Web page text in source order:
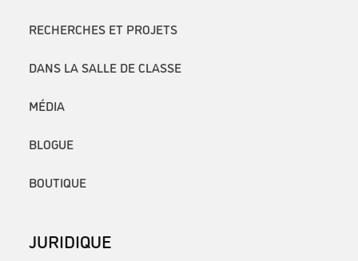
RECHERCHES ET PROJETS
DANS LA SALLE DE CLASSE
MÉDIA
BLOGUE
BOUTIQUE
JURIDIQUE